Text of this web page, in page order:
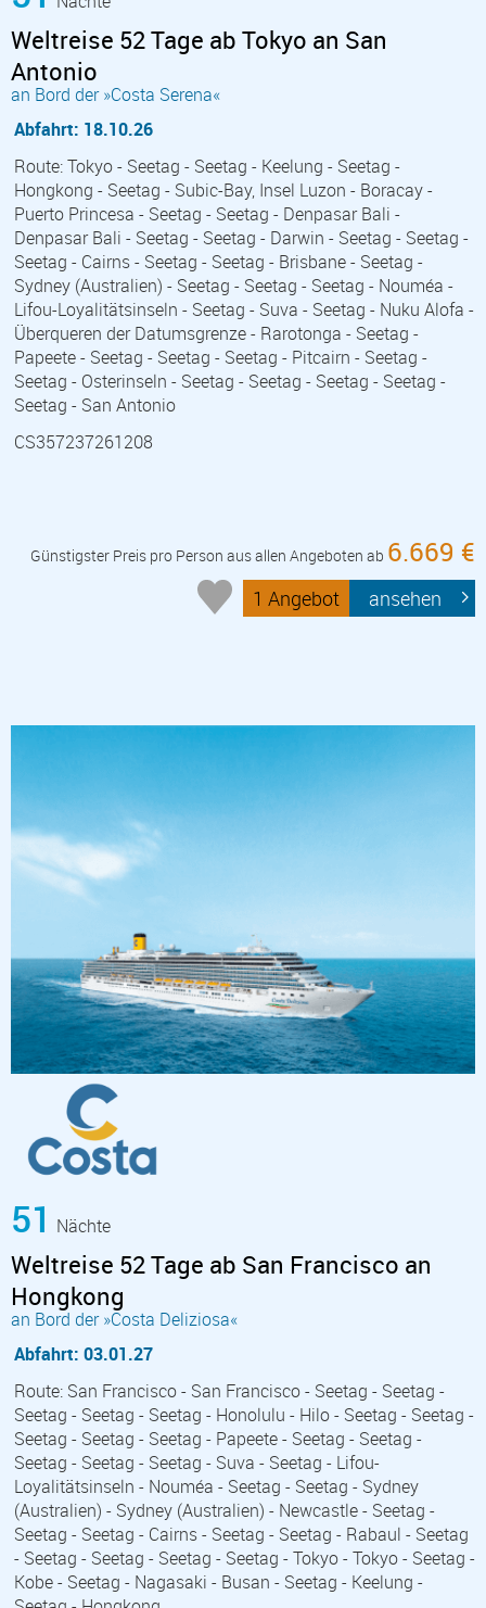
Weltreise 52 Tage ab Tokyo an San
Antonio
an Bord der »Costa Serena«
Abfahrt: 18.10.26
Route: Tokyo - Seetag - Seetag - Keelung - Seetag -
Hongkong - Seetag - Subic-Bay, Insel Luzon - Boracay -
Puerto Princesa - Seetag - Seetag - Denpasar Bali -
Denpasar Bali - Seetag - Seetag - Darwin - Seetag - Seetag -
Seetag - Cairns - Seetag - Seetag - Brisbane - Seetag -
Sydney (Australien) - Seetag - Seetag - Seetag - Nouméa -
Lifou-Loyalitätsinseln - Seetag - Suva - Seetag - Nuku Alofa -
Überqueren der Datumsgrenze - Rarotonga - Seetag -
Papeete - Seetag - Seetag - Seetag - Pitcairn - Seetag -
Seetag - Osterinseln - Seetag - Seetag - Seetag - Seetag -
Seetag - San Antonio
CS357237261208
Günstigster Preis pro Person aus allen Angeboten ab 6.669 €
1 Angebot ansehen
51 Nächte
Weltreise 52 Tage ab San Francisco an
Hongkong
an Bord der »Costa Deliziosa«
Abfahrt: 03.01.27
Route: San Francisco - San Francisco - Seetag - Seetag -
Seetag - Seetag - Seetag - Honolulu - Hilo - Seetag - Seetag -
Seetag - Seetag - Seetag - Papeete - Seetag - Seetag -
Seetag - Seetag - Seetag - Suva - Seetag - Lifou-
Loyalitätsinseln - Nouméa - Seetag - Seetag - Sydney
(Australien) - Sydney (Australien) - Newcastle - Seetag -
Seetag - Seetag - Cairns - Seetag - Seetag - Rabaul - Seetag
- Seetag - Seetag - Seetag - Seetag - Tokyo - Tokyo - Seetag -
Kobe - Seetag - Nagasaki - Busan - Seetag - Keelung -